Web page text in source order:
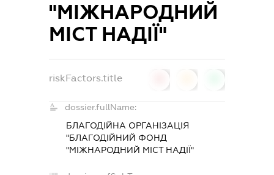
"МІЖНАРОДНИЙ
МІСТ НАДІЇ"
riskFactors.title
dossier.fullName:
БЛАГОДІЙНА ОРГАНІЗАЦІЯ
"БЛАГОДІЙНИЙ ФОНД
"МІЖНАРОДНИЙ МІСТ НАДІЇ"